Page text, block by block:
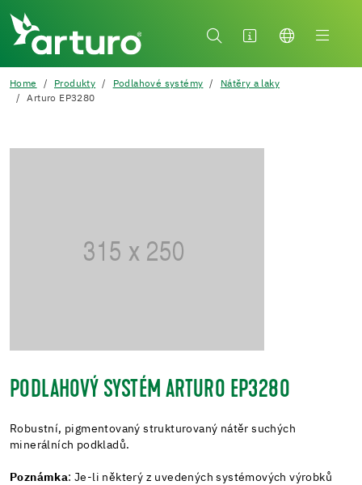
Home Produkty Podlahové systémy
Nátěry a laky
Arturo EP3280
PODLAHOVÝ SYSTÉM ARTURO EP3280
Robustní, pigmentovaný strukturovaný nátěr suchých
minerálních podkladů.
Poznámka: Je-li některý z uvedených systémových výrobků